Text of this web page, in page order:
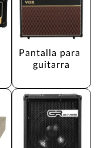
Pantalla para
guitarra